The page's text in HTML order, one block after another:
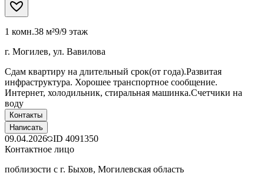
1 комн.38 м²9/9 этаж
г. Могилев, ул. Вавилова
Сдам квартиру на длительный срок(от года).Развитая
инфраструктура. Хорошее транспортное сообщение.
Интернет, холодильник, стиральная машинка.Счетчики на
воду
Контакты
Написать
09.04.2026 ID 4091350
Контактное лицо
поблизости с г. Быхов, Могилевская область